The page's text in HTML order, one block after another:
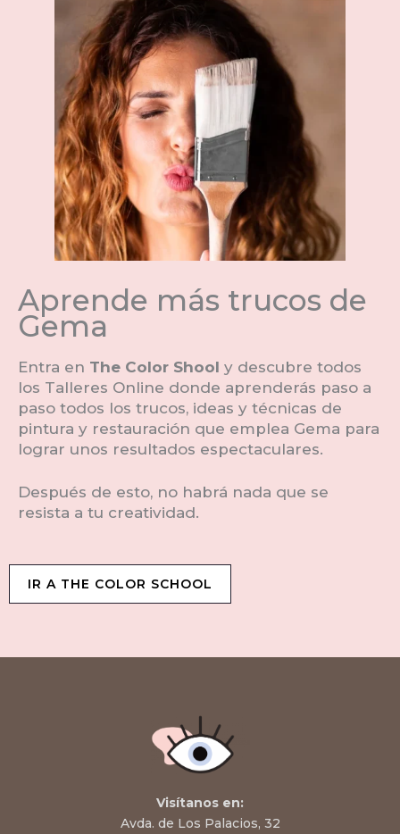
Aprende más trucos de
Gema
Entra en The Color Shool y descubre todos
los Talleres Online donde aprenderás paso a
paso todos los trucos, ideas y técnicas de
pintura y restauración que emplea Gema para
lograr unos resultados espectaculares.
Después de esto, no habrá nada que se
resista a tu creatividad.
IR A THE COLOR SCHOOL
Visítanos en:
Avda. de Los Palacios, 32